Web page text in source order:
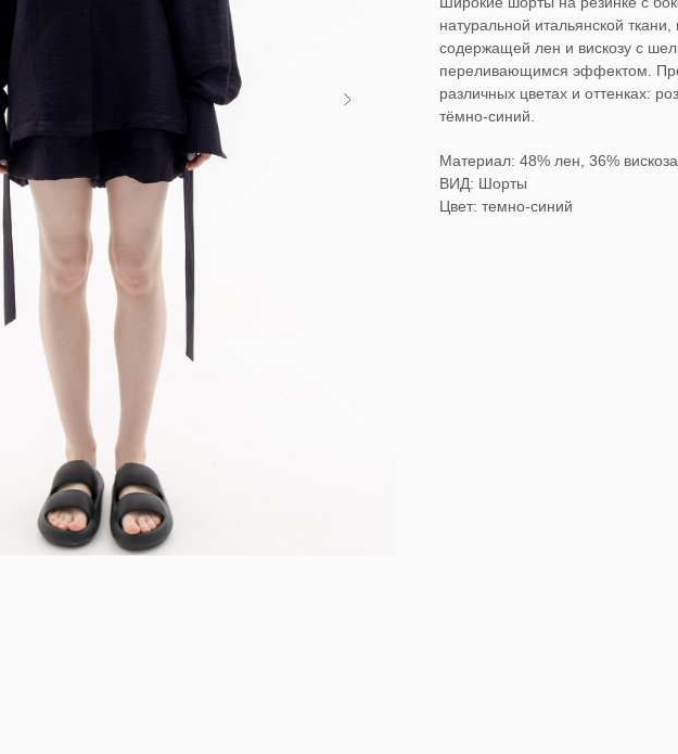
натуральной итальянской
содержащей лен и вискозу с
переливающимся эффектом.
различных цветах и оттенках:
тёмно-синий.
Материал: 48% лен, 36%
ВИД: Шорты
Цвет: темно-синий